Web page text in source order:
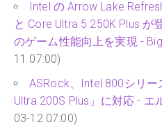
Intel の Arrow Lake
と Core Ultra 5 250K Plus が
のゲーム性能向上を実現 -
11 07:00)
ASRock、Intel 800シリ
Ultra 200S Plus」に対応 - エ
03-12 07:00)